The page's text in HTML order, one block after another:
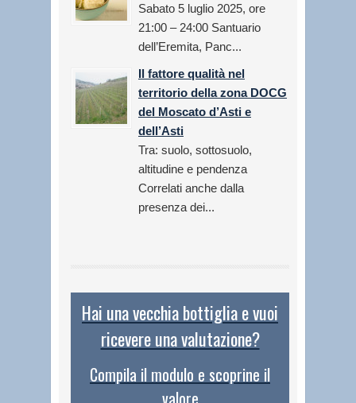
Sabato 5 luglio 2025, ore
21:00 – 24:00 Santuario
dell’Eremita, Panc...
Il fattore qualità nel
territorio della zona DOCG
del Moscato d’Asti e
dell’Asti
Tra: suolo, sottosuolo,
altitudine e pendenza
Correlati anche dalla
presenza dei...
Hai una vecchia bottiglia e vuoi
ricevere una valutazione?
Compila il modulo e scoprine il
valore